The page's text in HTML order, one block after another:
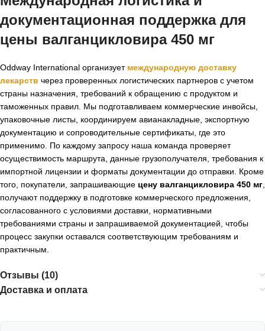
документационная поддержка для
цены валганцикловира 450 мг
Oddway International организует международную доставку
лекарств через проверенных логистических партнеров с учетом
страны назначения, требований к обращению с продуктом и
таможенных правил. Мы подготавливаем коммерческие инвойсы,
упаковочные листы, координируем авианакладные, экспортную
документацию и сопроводительные сертификаты, где это
применимо. По каждому запросу наша команда проверяет
осуществимость маршрута, данные грузополучателя, требования к
импортной лицензии и форматы документации до отправки. Кроме
того, покупатели, запрашивающие цену валганцикловира 450 мг
получают поддержку в подготовке коммерческого предложения,
согласованного с условиями доставки, нормативными
требованиями страны и запрашиваемой документацией, чтобы
процесс закупки оставался соответствующим требованиям и
практичным.
Отзывы (10)
Доставка и оплата